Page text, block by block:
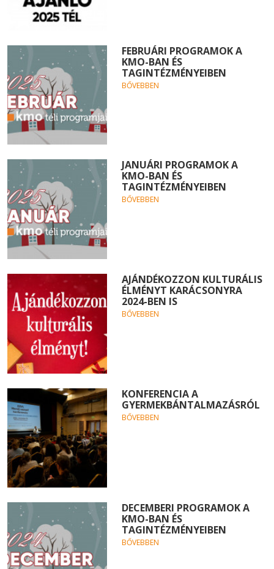
FEBRUÁRI PROGRAMOK A
KMO-BAN ÉS
TAGINTÉZMÉNYEIBEN
BŐVEBBEN
JANUÁRI PROGRAMOK A
KMO-BAN ÉS
TAGINTÉZMÉNYEIBEN
BŐVEBBEN
AJÁNDÉKOZZON KULTURÁLIS
ÉLMÉNYT KARÁCSONYRA
2024-BEN IS
BŐVEBBEN
KONFERENCIA A
GYERMEKBÁNTALMAZÁSRÓL
BŐVEBBEN
DECEMBERI PROGRAMOK A
KMO-BAN ÉS
TAGINTÉZMÉNYEIBEN
BŐVEBBEN